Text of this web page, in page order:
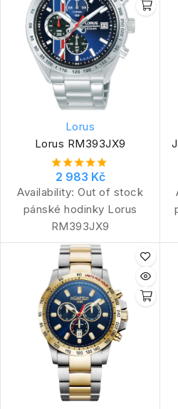
Lorus
Lorus RM393JX9
2 983 Kč
Availability: Out of stock
pánské hodinky Lorus
RM393JX9